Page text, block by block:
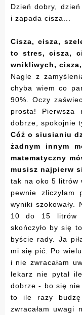
Dzień dobry,
i zapada cisza...
Cisza, cisza,
to stres, cisza,
wnikliwych,
Nagle z
chyba wiem co
90%. Oczy
prosta!
dobrze, spokojnie
Cóż o siusianiu
żadnym innym
matematyczny
musisz najpierw
tak na oko 5 litrów
pewnie zliczyłam
wyniki
10 do 15 litrów
skończyło by się
byście rady. Ja
mi się pić. Po
i nie zwracałam
lekarz nie pytał
dobrze - bo się nie
to ile razy
zwracałam